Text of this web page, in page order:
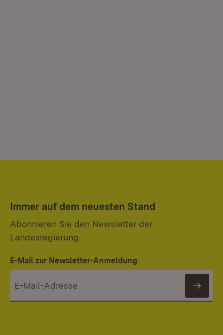
Immer auf dem neuesten Stand
Abonnieren Sie den Newsletter der
Landesregierung.
E-Mail zur Newsletter-Anmeldung